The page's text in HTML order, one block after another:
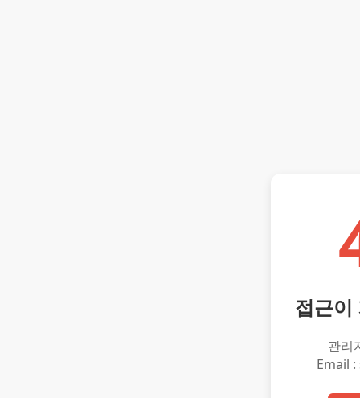
접근이
관리
Email